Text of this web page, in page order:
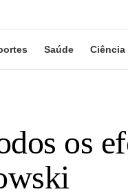
Saúde Ciência
os